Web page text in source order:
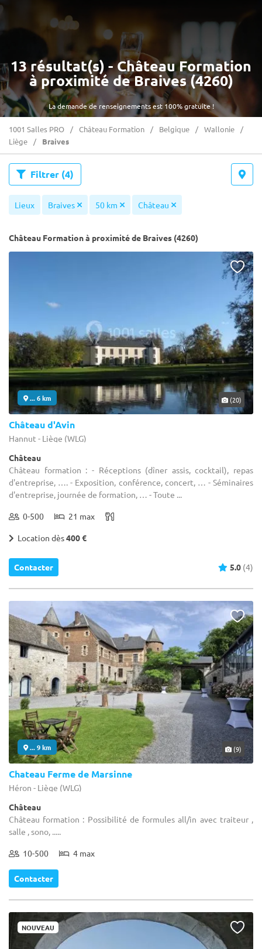
La demande de renseignements est 100% gratuite !
13 résultat(s) - Château Formation
à proximité de Braives (4260)
1001 Salles PRO Château Formation Belgique
Wallonie
Liège
Braives
Filtrer (4)
Lieux Braives 50 km Château
Château Formation à proximité de Braives (4260)
... 6 km (20)
Château d'Avin
Hannut - Liège (WLG)
Château
Château formation : - Réceptions (dîner assis, cocktail), repas
d'entreprise, …. - Exposition, conférence, concert, … - Séminaires
d'entreprise, journée de formation, … - Toute ...
0-500 21 max
Location dès400 €
Contacter 5.0 (4)
... 9 km (9)
Chateau Ferme de Marsinne
Héron - Liège (WLG)
Château
Château formation : Possibilité de formules all/in avec traiteur ,
salle , sono, .....
10-500 4 max
Contacter
NOUVEAU